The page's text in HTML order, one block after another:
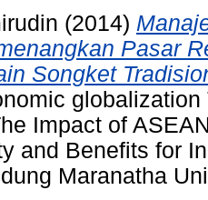
(2014)
Pasar
Songket
Impact of
and Benefits for
Maranatha